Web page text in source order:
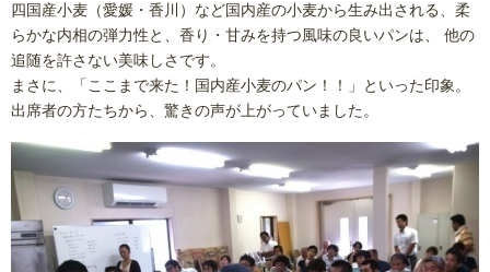
四国産小麦（愛媛・香川）など国内産の小麦から生み出される、柔
らかな内相の弾力性と、香り・甘みを持つ風味の良いパンは、 他の
追随を許さない美味しさです。
まさに、「ここまで来た！国内産小麦のパン！！」といった印象。
出席者の方たちから、驚きの声が上がっていました。